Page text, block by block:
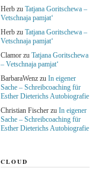
Herbzu Tatjana Goritschewa –
Vetschnaja pamjat‘
Herbzu Tatjana Goritschewa –
Vetschnaja pamjat‘
Clamorzu Tatjana Goritschewa
– Vetschnaja pamjat‘
BarbaraWenzzu In eigener
Sache – Schreibcoaching für
Esther Dieterichs Autobiografie
Christian Fischerzu In eigener
Sache – Schreibcoaching für
Esther Dieterichs Autobiografie
CLOUD